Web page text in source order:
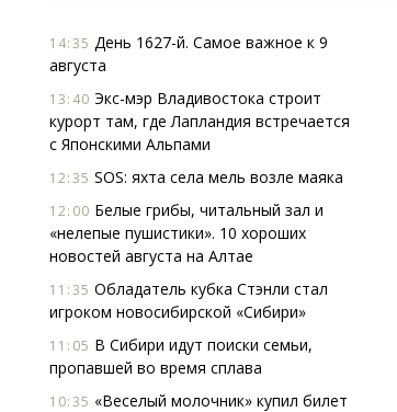
14:35 День 1627-й. Самое важное к 9
августа
13:40 Экс-мэр Владивостока строит
курорт там, где Лапландия встречается
с Японскими Альпами
12:35 SOS: яхта села мель возле маяка
12:00 Белые грибы, читальный зал и
«нелепые пушистики». 10 хороших
новостей августа на Алтае
11:35 Обладатель кубка Стэнли стал
игроком новосибирской «Сибири»
11:05 В Сибири идут поиски семьи,
пропавшей во время сплава
10:35 «Веселый молочник» купил билет